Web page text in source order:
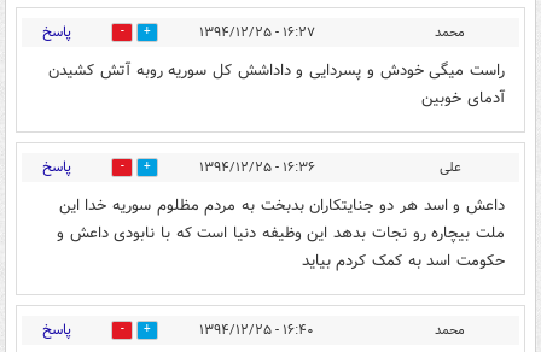
محمد ۱۶:۲۷ - ۱۳۹۴/۱۲/۲۵ 0 پاسخ
راست میگی خودش و پسردایی و داداشش کل سوریه روبه آتش کشیدن
آدمای خوبین
علی ۱۶:۳۶ - ۱۳۹۴/۱۲/۲۵ 0 پاسخ
داعش و اسد هر دو جنایتکاران بدبخت به مردم مظلوم سوریه خدا این
ملت بیچاره رو نجات بدهد این وظیفه دنیا است که با نابودی داعش و
حکومت اسد به کمک کردم بیاید
محمد ۱۶:۴۰ - ۱۳۹۴/۱۲/۲۵ 0 پاسخ